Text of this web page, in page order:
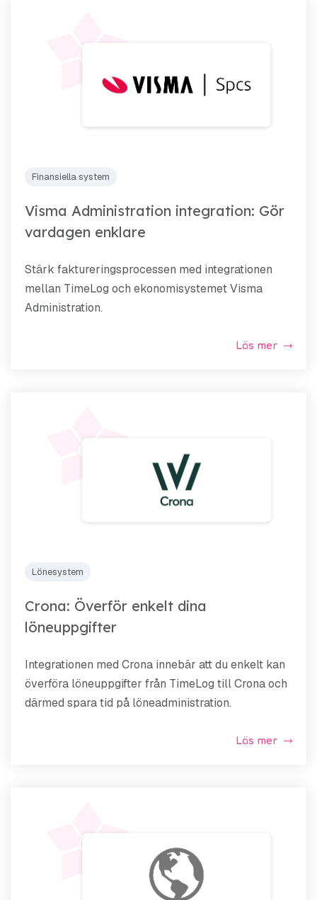
Finansiella system
Visma Administration integration: Gör
vardagen enklare
Stärk faktureringsprocessen med integrationen
mellan TimeLog och ekonomisystemet Visma
Administration.
Läs mer
Lönesystem
Crona: Överför enkelt dina
löneuppgifter
Integrationen med Crona innebär att du enkelt kan
överföra löneuppgifter från TimeLog till Crona och
därmed spara tid på löneadministration.
Läs mer